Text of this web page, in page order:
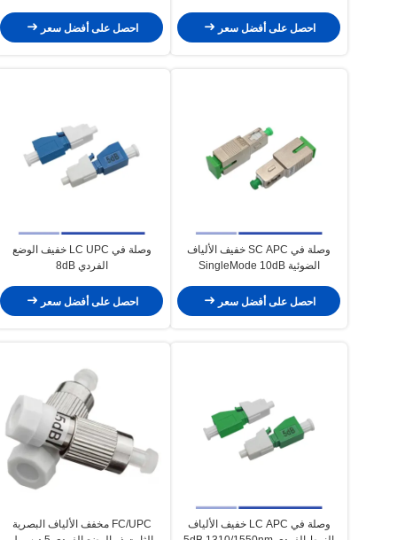
احصل على أفضل سعر احصل على أفضل سعر
وصلة في SC APC خفيف الألياف
الضوئية SingleMode 10dB
احصل على أفضل سعر
وصلة في LC UPC خفيف الوضع
الفردي 8dB
احصل على أفضل سعر
وصلة في LC APC خفيف الألياف
FC/UPC مخفف الألياف البصرية